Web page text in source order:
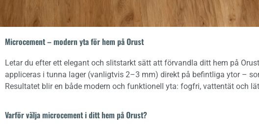
Microcement – modern yta för hem på Orust
Letar du efter ett elegant och slitstarkt sätt att förvandla ditt hem på
appliceras i tunna lager (vanligtvis 2–3 mm) direkt på befintliga ytor –
Resultatet blir en både modern och funktionell yta: fogfri, vattentät och
Varför välja microcement i ditt hem på Orust?